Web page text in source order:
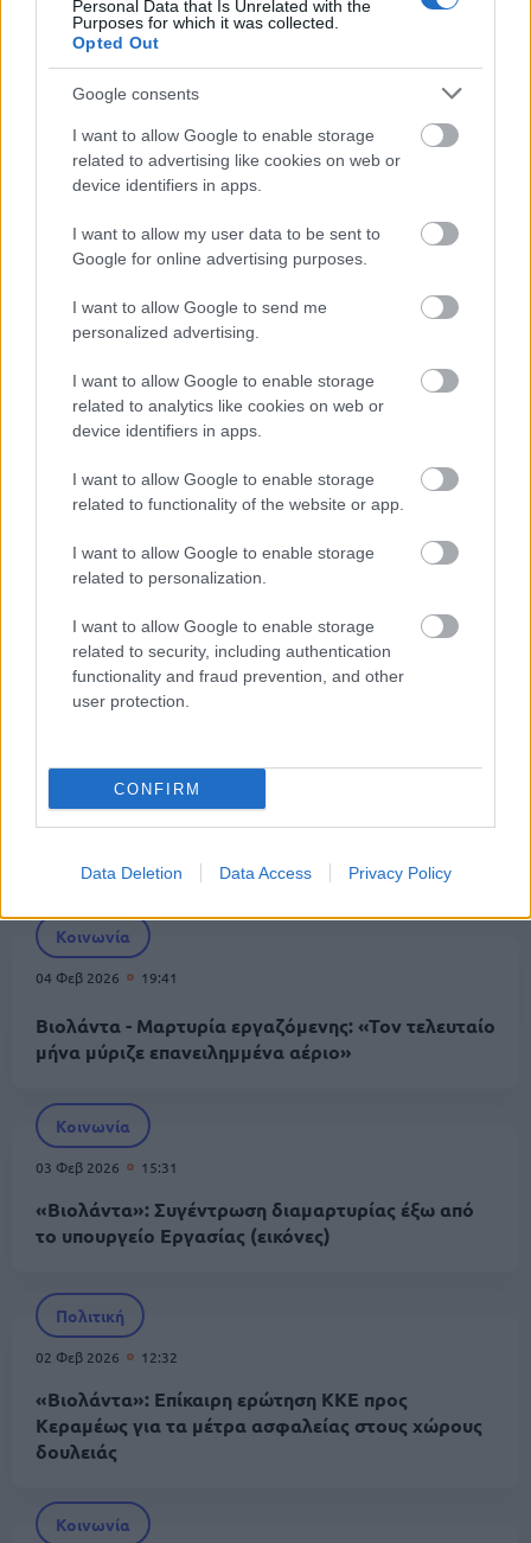
Personal Data that Is Unrelated with the
Purposes for which it was collected.
Opted Out
Google consents
I want to allow Google to enable storage
related to advertising like cookies on web or
device identifiers in apps.
I want to allow my user data to be sent to
Google for online advertising purposes.
I want to allow Google to send me
personalized advertising.
I want to allow Google to enable storage
related to analytics like cookies on web or
device identifiers in apps.
I want to allow Google to enable storage
related to functionality of the website or app.
I want to allow Google to enable storage
related to personalization.
I want to allow Google to enable storage
related to security, including authentication
functionality and fraud prevention, and other
user protection.
CONFIRM
Data Deletion Data Access Privacy Policy
«Βιολάντα»: Συνελήφθη εκ νέου ο ιδιοκτήτης της
επιχείρησης
Κοινωνία
«Βιολάντα»: Κατηγορίες για ανθρωποκτονία με
ενδεχόμενο δόλο από την Εισαγγελέα
Βιολάντα: Αναβαθμίζονται σε κακουργήματα οι
κατηγορίες για την έκρηξη
Κοινωνία
10 Φεβ 2026 16:32
Στο επίκεντρο μηχανικοί και τοπογράφοι που
υπέγραψαν τις άδειες
«Βιολάντα»: Κατασκευαστικό λάθος φαίνεται ότι
σωληνώσεις
Κοινωνία
04 Φεβ 2026 19:41
Βιολάντα - Μαρτυρία εργαζόμενης: «Τον τελευταίο
μήνα μύριζε επανειλημμένα αέριο»
Κοινωνία
03 Φεβ 2026 15:31
«Βιολάντα»: Συγέντρωση διαμαρτυρίας έξω από
το υπουργείο Εργασίας (εικόνες)
Πολιτική
02 Φεβ 2026 12:32
«Βιολάντα»: Επίκαιρη ερώτηση ΚΚΕ προς
Κεραμέως για τα μέτρα ασφαλείας στους χώρους
δουλειάς
Κοινωνία